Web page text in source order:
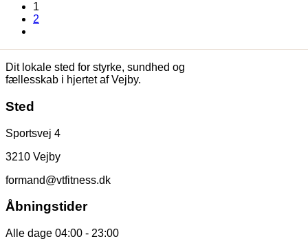
1
2
Dit lokale sted for styrke, sundhed og
fællesskab i hjertet af Vejby.
Sted
Sportsvej 4
3210 Vejby
formand@vtfitness.dk
Åbningstider
Alle dage 04:00 - 23:00